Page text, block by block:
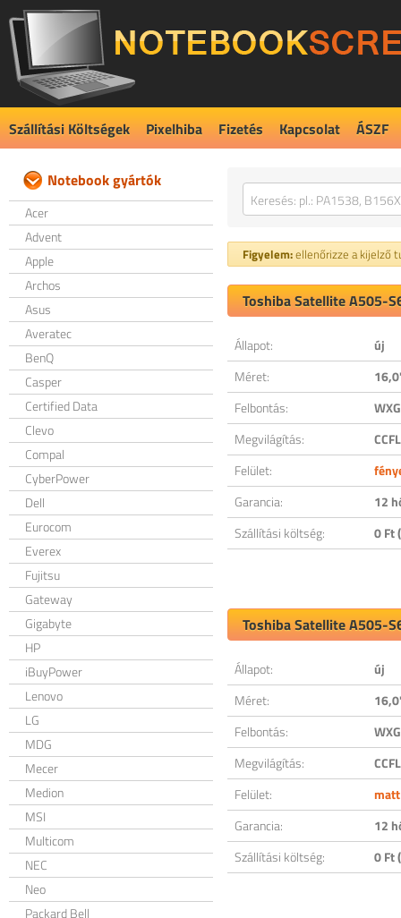
Szállítási Költségek Pixelhiba Fizetés Kapcsolat ÁSZF
Notebook gyártók
Acer
Advent
Apple
Archos
Asus
Averatec
BenQ
Casper
Certified Data
Clevo
Compal
CyberPower
Dell
Eurocom
Everex
Fujitsu
Gateway
Gigabyte
HP
iBuyPower
Lenovo
LG
MDG
Mecer
Medion
MSI
Multicom
NEC
Neo
Packard Bell
Figyelem:ellenőrizze a kijelző
Toshiba Satellite A505-
Állapot:
új
Méret:
Felbontás:
Megvilágítás:
CCFL
Felület:
Garancia:
12
Szállítási költség:
0 Ft
Toshiba Satellite A505-
Állapot:
új
Méret:
Felbontás:
Megvilágítás:
CCFL
Felület:
matt
Garancia:
12
Szállítási költség:
0 Ft